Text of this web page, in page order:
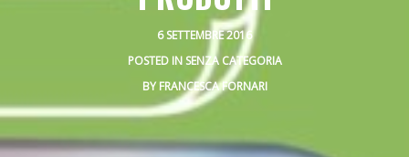
6 SETTEMBRE 2016
POSTED INSENZA CATEGORIA
BYFRANCESCA FORNARI